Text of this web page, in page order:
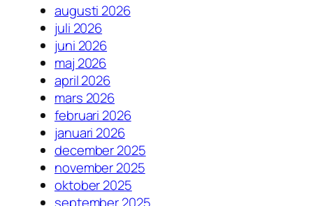
augusti 2026
juli 2026
juni 2026
maj 2026
april 2026
mars 2026
februari 2026
januari 2026
december 2025
november 2025
oktober 2025
september 2025